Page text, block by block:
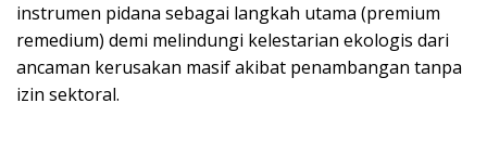
instrumen pidana sebagai langkah utama (premium
remedium) demi melindungi kelestarian ekologis dari
ancaman kerusakan masif akibat penambangan tanpa
izin sektoral.